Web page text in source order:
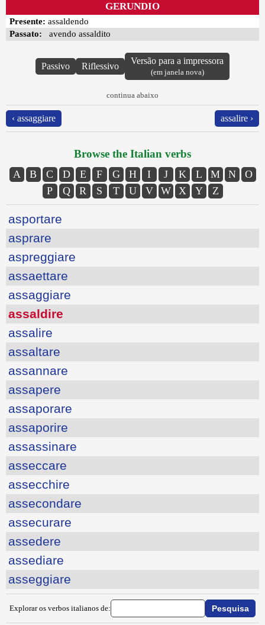
GERUNDIO
Presente: assaldendo
Passato: avendo assaldito
Passivo Riflessivo
Versão para a impressora
(em janela nova)
continua abaixo
‹ assaggiare assalire ›
Browse the Italian verbs
A B C D E F G H I J K L M N
O
P
Q R S T U V W X Y Z
asportare
asprare
aspreggiare
assaettare
assaggiare
assaldire
assalire
assaltare
assannare
assapere
assaporare
assaporire
assassinare
asseccare
assecchire
assecondare
assecurare
assedere
assediare
asseggiare
Explorar os verbos italianos de: